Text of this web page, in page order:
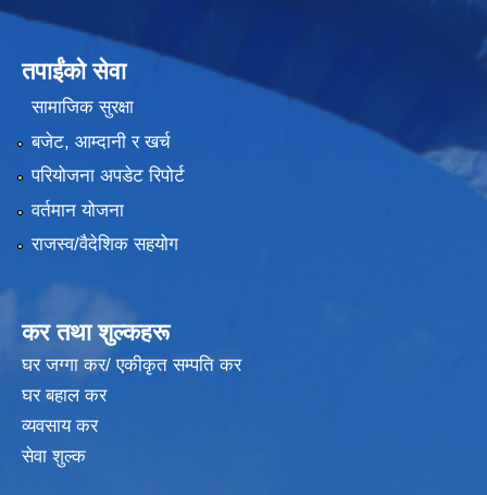
तपाईंको सेवा
सामाजिक सुरक्षा
बजेट, आम्दानी र खर्च
परियोजना अपडेट रिपोर्ट
वर्तमान योजना
राजस्व/वैदेशिक सहयोग
कर तथा शुल्कहरू
घर जग्गा कर/ एकीकृत सम्पति कर
घर बहाल कर
व्यवसाय कर
सेवा शुल्क